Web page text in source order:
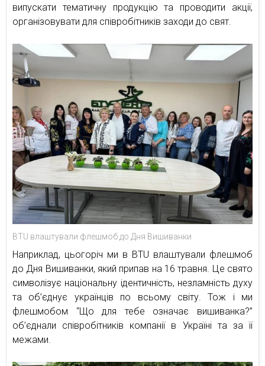
випускати тематичну продукцію та проводити акції,
організовувати для співробітників заходи до свят.
BTU влаштували флешмоб до Дня Вишиванки
Наприклад, цьогоріч ми в BTU влаштували флешмоб
до Дня Вишиванки, який припав на 16 травня. Це свято
символізує національну ідентичність, незламність духу
та об’єднує українців по всьому світу. Тож і ми
флешмобом “Що для тебе означає вишиванка?”
об’єднали співробітників компанії в Україні та за її
межами.